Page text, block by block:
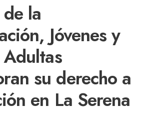
la
Jóvenes y
Adultas
su derecho a
en La Serena